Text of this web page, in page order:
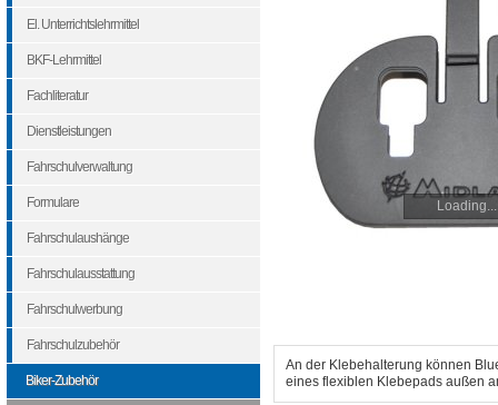
Loading...
An der Klebehalterung können
eines flexiblen Klebepads außen
El. Unterrichtslehrmittel
BKF-Lehrmittel
Fachliteratur
Dienstleistungen
Fahrschulverwaltung
Formulare
Fahrschulaushänge
Fahrschulausstattung
Fahrschulwerbung
Fahrschulzubehör
Biker-Zubehör